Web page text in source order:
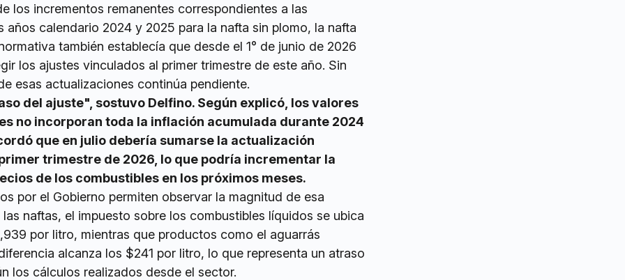
los incrementos remanentes correspondientes a las
años calendario 2024 y 2025 para la nafta sin plomo, la nafta
también establecía que desde el 1° de junio de 2026
los ajustes vinculados al primer trimestre de este año. Sin
esas actualizaciones continúa pendiente.
del ajuste", sostuvo Delfino. Según explicó, los valores
no incorporan toda la inflación acumulada durante 2024
que en julio debería sumarse la actualización
trimestre de 2026, lo que podría incrementar la
de los combustibles en los próximos meses.
por el Gobierno permiten observar la magnitud de esa
naftas, el impuesto sobre los combustibles líquidos se ubica
por litro, mientras que productos como el aguarrás
alcanza los $241 por litro, lo que representa un atraso
los cálculos realizados desde el sector.